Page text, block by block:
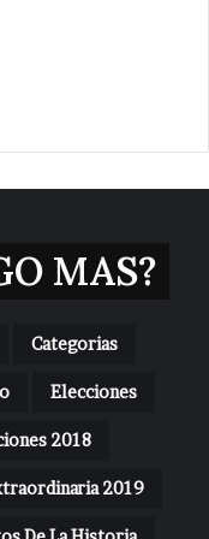
MAS?
Categorias
Elecciones
2018
2019